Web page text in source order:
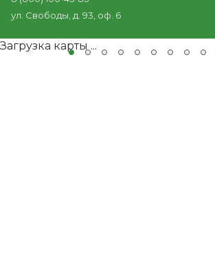
ул. Свободы, д. 93, оф. 6
Загрузка карты ...